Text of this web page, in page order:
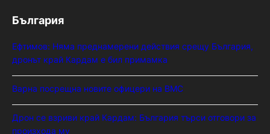
България
Ефтимов: Няма преднамерени действия срещу България,
дронът край Кардам е бил примамка
Варна посрещна новите офицери на ВМС
Дрон се взриви край Кардам: България търси отговори за
произхода му